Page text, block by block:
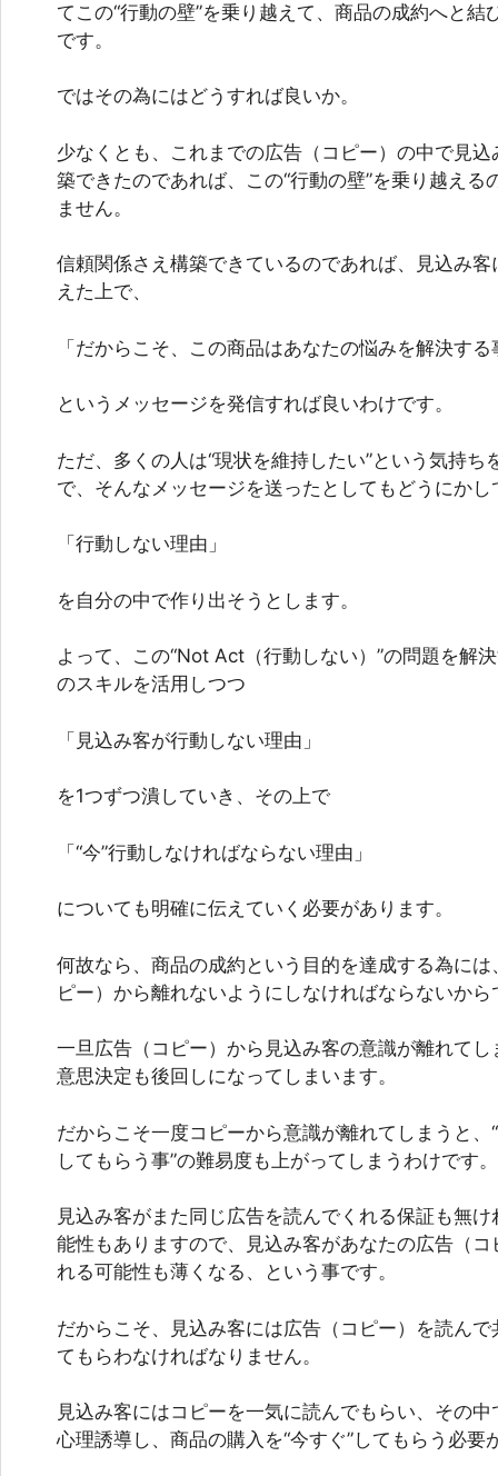
てこの“行動の壁”を乗り越えて、商品の成約へと
です。
ではその為にはどうすれば良いか。
少なくとも、これまでの広告（コピー）の中で見
築できたのであれば、この“行動の壁”を乗り越える
ません。
信頼関係さえ構築できているのであれば、見込み
えた上で、
「だからこそ、この商品はあなたの悩みを解決す
というメッセージを発信すれば良いわけです。
ただ、多くの人は“現状を維持したい”という気持ち
で、そんなメッセージを送ったとしてもどうにかし
「行動しない理由」
を自分の中で作り出そうとします。
よって、この“Not Act（行動しない）”の問題を解
のスキルを活用しつつ
「見込み客が行動しない理由」
を1つずつ潰していき、その上で
「“今”行動しなければならない理由」
についても明確に伝えていく必要があります。
何故なら、商品の成約という目的を達成する為に
ピー）から離れないようにしなければならないから
一旦広告（コピー）から見込み客の意識が離れてし
意思決定も後回しになってしまいます。
だからこそ一度コピーから意識が離れてしまうと
してもらう事”の難易度も上がってしまうわけです。
見込み客がまた同じ広告を読んでくれる保証も無
能性もありますので、見込み客があなたの広告（
れる可能性も薄くなる、という事です。
だからこそ、見込み客には広告（コピー）を読んで
てもらわなければなりません。
見込み客にはコピーを一気に読んでもらい、その
心理誘導し、商品の購入を“今すぐ”してもらう必要